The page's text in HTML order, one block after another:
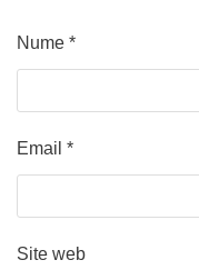
Nume *
Email *
Site web